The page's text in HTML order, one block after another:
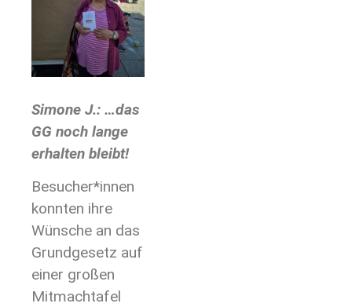
Simone J.: …das
GG noch lange
erhalten bleibt!
Besucher*innen
konnten ihre
Wünsche an das
Grundgesetz auf
einer großen
Mitmachtafel